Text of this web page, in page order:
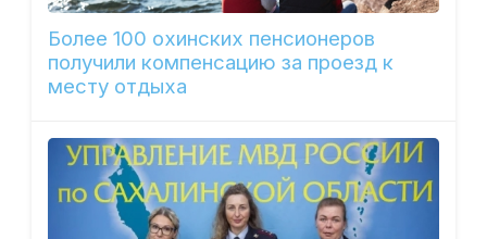
Более 100 охинских пенсионеров
получили компенсацию за проезд к
месту отдыха